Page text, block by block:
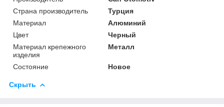
Страна производитель
Турция
Материал
Алюминий
Цвет
Черный
Материал крепежного
изделия
Металл
Состояние Новое
Скрыть